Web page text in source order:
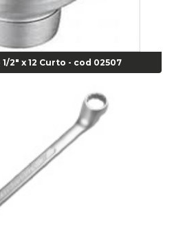
- Cod 03105
02138
1.3/16" 29840 - Gedore - Cod 02174
Reto - Gedore A2 - Cod 00894
Bico Curvo - Gedore A21 - Cod 00895
Curvo - Gedore J21 - Cod 00893
8134 Gedore - Cod 02008
Cod 03078
11" - Corneta - Cod 03113
2" x 12 Curto - cod 02507